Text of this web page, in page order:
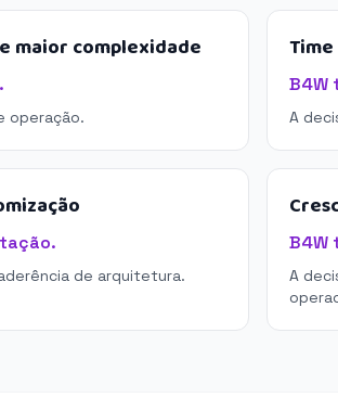
maior complexidade
operação.
B4W
A
de arquitetura.
B4W
A